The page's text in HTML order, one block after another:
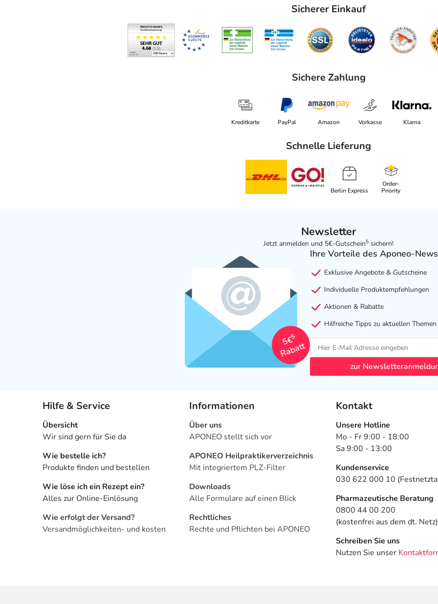
Sicherer Einkauf
Sichere Zahlung
Kreditkarte PayPal Amazon Vorkasse Klarna
Schnelle Lieferung
Berlin Express
Order-
Priority
Newsletter
Jetzt anmelden und 5€-Gutschein5 sichern!
5€
5
Rabatt
Ihre Vorteile des Aponeo-
Exklusive Angebote & Gutscheine
Individuelle Produktempfehlungen
Aktionen & Rabatte
Hilfreiche Tipps zu aktuellen Themen
zur
Hilfe & Service
Übersicht
Wir sind gern für Sie da
Wie bestelle ich?
Produkte finden und bestellen
Wie löse ich ein Rezept ein?
Alles zur Online-Einlösung
Wie erfolgt der Versand?
Versandmöglichkeiten- und kosten
Informationen
Über uns
APONEO stellt sich vor
APONEO Heilpraktikerverzeichnis
Mit integriertem PLZ-Filter
Downloads
Alle Formulare auf einen Blick
Rechtliches
Rechte und Pflichten bei APONEO
Kontakt
Unsere Hotline
Mo - Fr 9:00 - 18:00
Sa 9:00 - 13:00
Kundenservice
030 622 000 10
Pharmazeutische Beratung
0800 44 00 200
(kostenfrei aus dem dt. Netz)
Schreiben Sie uns
Nutzen Sie unser